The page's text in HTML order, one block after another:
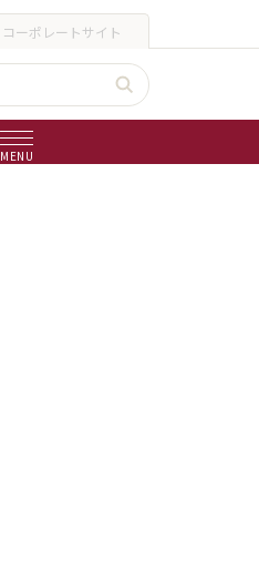
コーポレートサイト
MENU